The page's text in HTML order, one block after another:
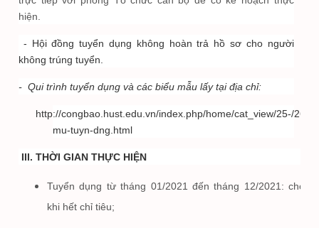
hiện.
- Hội đồng tuyển dụng không hoàn trả hồ sơ cho người
không trúng tuyển.
- Qui trình tuyển dụng và các biểu mẫu lấy tại địa chỉ:
http://congbao.hust.edu.vn/index.php/home/cat_view/25-/26-/
mu-tuyn-dng.html
III. THỜI GIAN THỰC HIỆN
Tuyển dụng từ tháng 01/2021 đến tháng 12/2021: cho
khi hết chỉ tiêu;